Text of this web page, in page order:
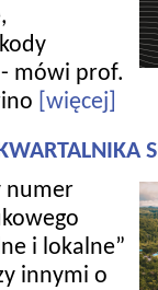
mówi prof.
[więcej]
numer
i lokalne”
innymi o